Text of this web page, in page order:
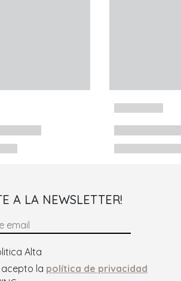
A LA NEWSLETTER!
Alta
acepto la política de privacidad